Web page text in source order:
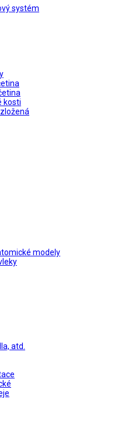
systém
kosti
modely
atd.